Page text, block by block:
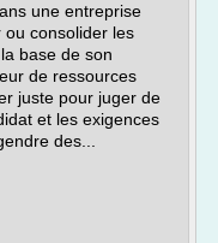
une entreprise
ou consolider les
base de son
de ressources
juste pour juger de
et les exigences
des...